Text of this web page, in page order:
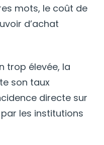
mots, le coût de
d’achat
trop élevée, la
son taux
directe sur
les institutions